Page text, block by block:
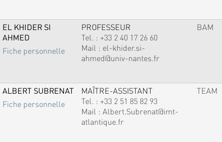
EL KHIDER SI
AHMED
Fiche personnelle
PROFESSEUR
Tel. : +33 2 40 17 26 60
Mail : el-khider.si-
ahmed@univ-nantes.fr
BAM
ALBERT SUBRENAT
Fiche personnelle
MAÎTRE-ASSISTANT
Tel. : +33 2 51 85 82 93
Mail : Albert.Subrenat@imt-
atlantique.fr
TEAM